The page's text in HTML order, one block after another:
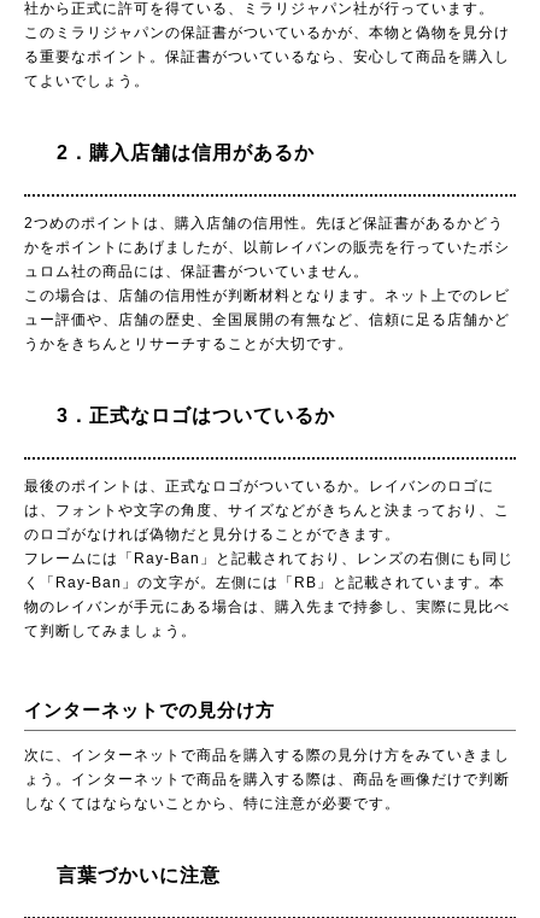
社から正式に許可を得ている、ミラリジャパン社が行っています。
このミラリジャパンの保証書がついているかが、本物と偽物を見分け
る重要なポイント。保証書がついているなら、安心して商品を購入し
てよいでしょう。
2．購入店舗は信用があるか
2つめのポイントは、購入店舗の信用性。先ほど保証書があるかどう
かをポイントにあげましたが、以前レイバンの販売を行っていたボシ
ュロム社の商品には、保証書がついていません。
この場合は、店舗の信用性が判断材料となります。ネット上でのレビ
ュー評価や、店舗の歴史、全国展開の有無など、信頼に足る店舗かど
うかをきちんとリサーチすることが大切です。
3．正式なロゴはついているか
最後のポイントは、正式なロゴがついているか。レイバンのロゴに
は、フォントや文字の角度、サイズなどがきちんと決まっており、こ
のロゴがなければ偽物だと見分けることができます。
フレームには「Ray-Ban」と記載されており、レンズの右側にも同じ
く「Ray-Ban」の文字が。左側には「RB」と記載されています。本
物のレイバンが手元にある場合は、購入先まで持参し、実際に見比べ
て判断してみましょう。
インターネットでの見分け方
次に、インターネットで商品を購入する際の見分け方をみていきまし
ょう。インターネットで商品を購入する際は、商品を画像だけで判断
しなくてはならないことから、特に注意が必要です。
言葉づかいに注意